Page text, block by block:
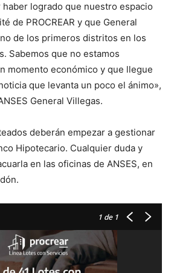
haber logrado que nuestro espacio
de PROCREAR y que General
de los primeros distritos en los
Sabemos que no estamos
momento económico y que llegue
que levanta un poco el ánimo»,
General Villegas.
deberán empezar a gestionar
Hipotecario. Cualquier duda y
en las oficinas de ANSES, en
1 de 1